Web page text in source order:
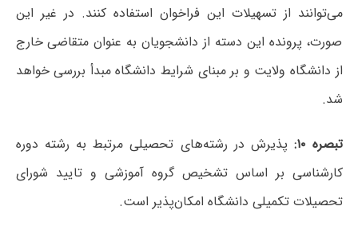
می‌توانند از تسهیلات این فراخوان استفاده کنند. در غیر این
صورت، پرونده این دسته از دانشجویان به عنوان متقاضی خارج
از دانشگاه ولایت و بر مبنای شرایط دانشگاه مبدأ بررسی خواهد
شد.
تبصره ۱۰:
پذیرش در رشته‌های تحصیلی مرتبط به رشته دوره
کارشناسی بر اساس تشخیص گروه آموزشی و تایید شورای
تحصیلات تکمیلی دانشگاه امکان‌پذیر است.